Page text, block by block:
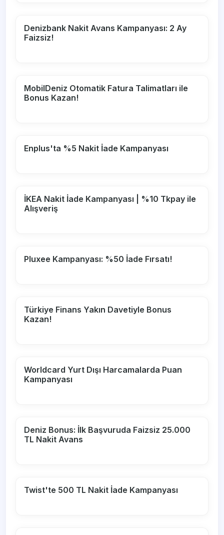
Denizbank Nakit Avans Kampanyası: 2 Ay
Faizsiz!
MobilDeniz Otomatik Fatura Talimatları ile
Bonus Kazan!
Enplus'ta %5 Nakit İade Kampanyası
İKEA Nakit İade Kampanyası | %10 Tkpay ile
Alışveriş
Pluxee Kampanyası: %50 İade Fırsatı!
Türkiye Finans Yakın Davetiyle Bonus
Kazan!
Worldcard Yurt Dışı Harcamalarda Puan
Kampanyası
Deniz Bonus: İlk Başvuruda Faizsiz 25.000
TL Nakit Avans
Twist'te 500 TL Nakit İade Kampanyası